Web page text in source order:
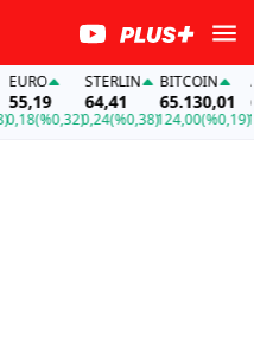
(%0,32)
STERLIN
64,41
0,24(%0,38)
BITCOIN
65.130,01
124,00(%0,19)